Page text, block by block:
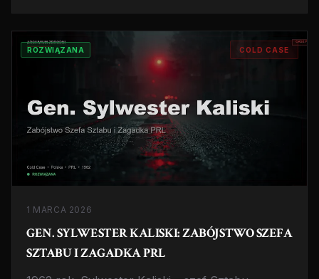
ROZWIĄZANA COLD CASE
1 MARCA 2026
GEN. SYLWESTER KALISKI: ZABÓJSTWO SZEFA
SZTABU I ZAGADKA PRL